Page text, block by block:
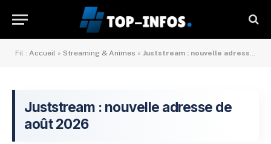
Fil : Accueil » Streaming & Animes » Juststream : nouvelle adresse de mai 2026
Juststream : nouvelle adresse de
août 2026